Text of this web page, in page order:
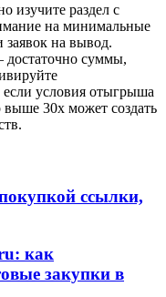
изучите раздел с
на минимальные
заявок на вывод.
суммы,
если условия отыгрыша
30х может создать
ссылки,
как
закупки в